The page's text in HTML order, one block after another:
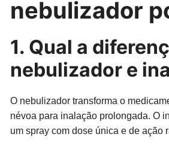
nebulizador
1. Qual a
nebulizador e
O nebulizador transforma o
névoa para inalação prolongada. O
um spray com dose única e de ação